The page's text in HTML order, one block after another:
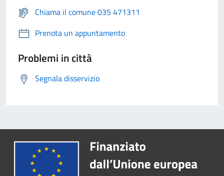
Chiama il comune 035 471311
Prenota un appuntamento
Problemi in città
Segnala disservizio